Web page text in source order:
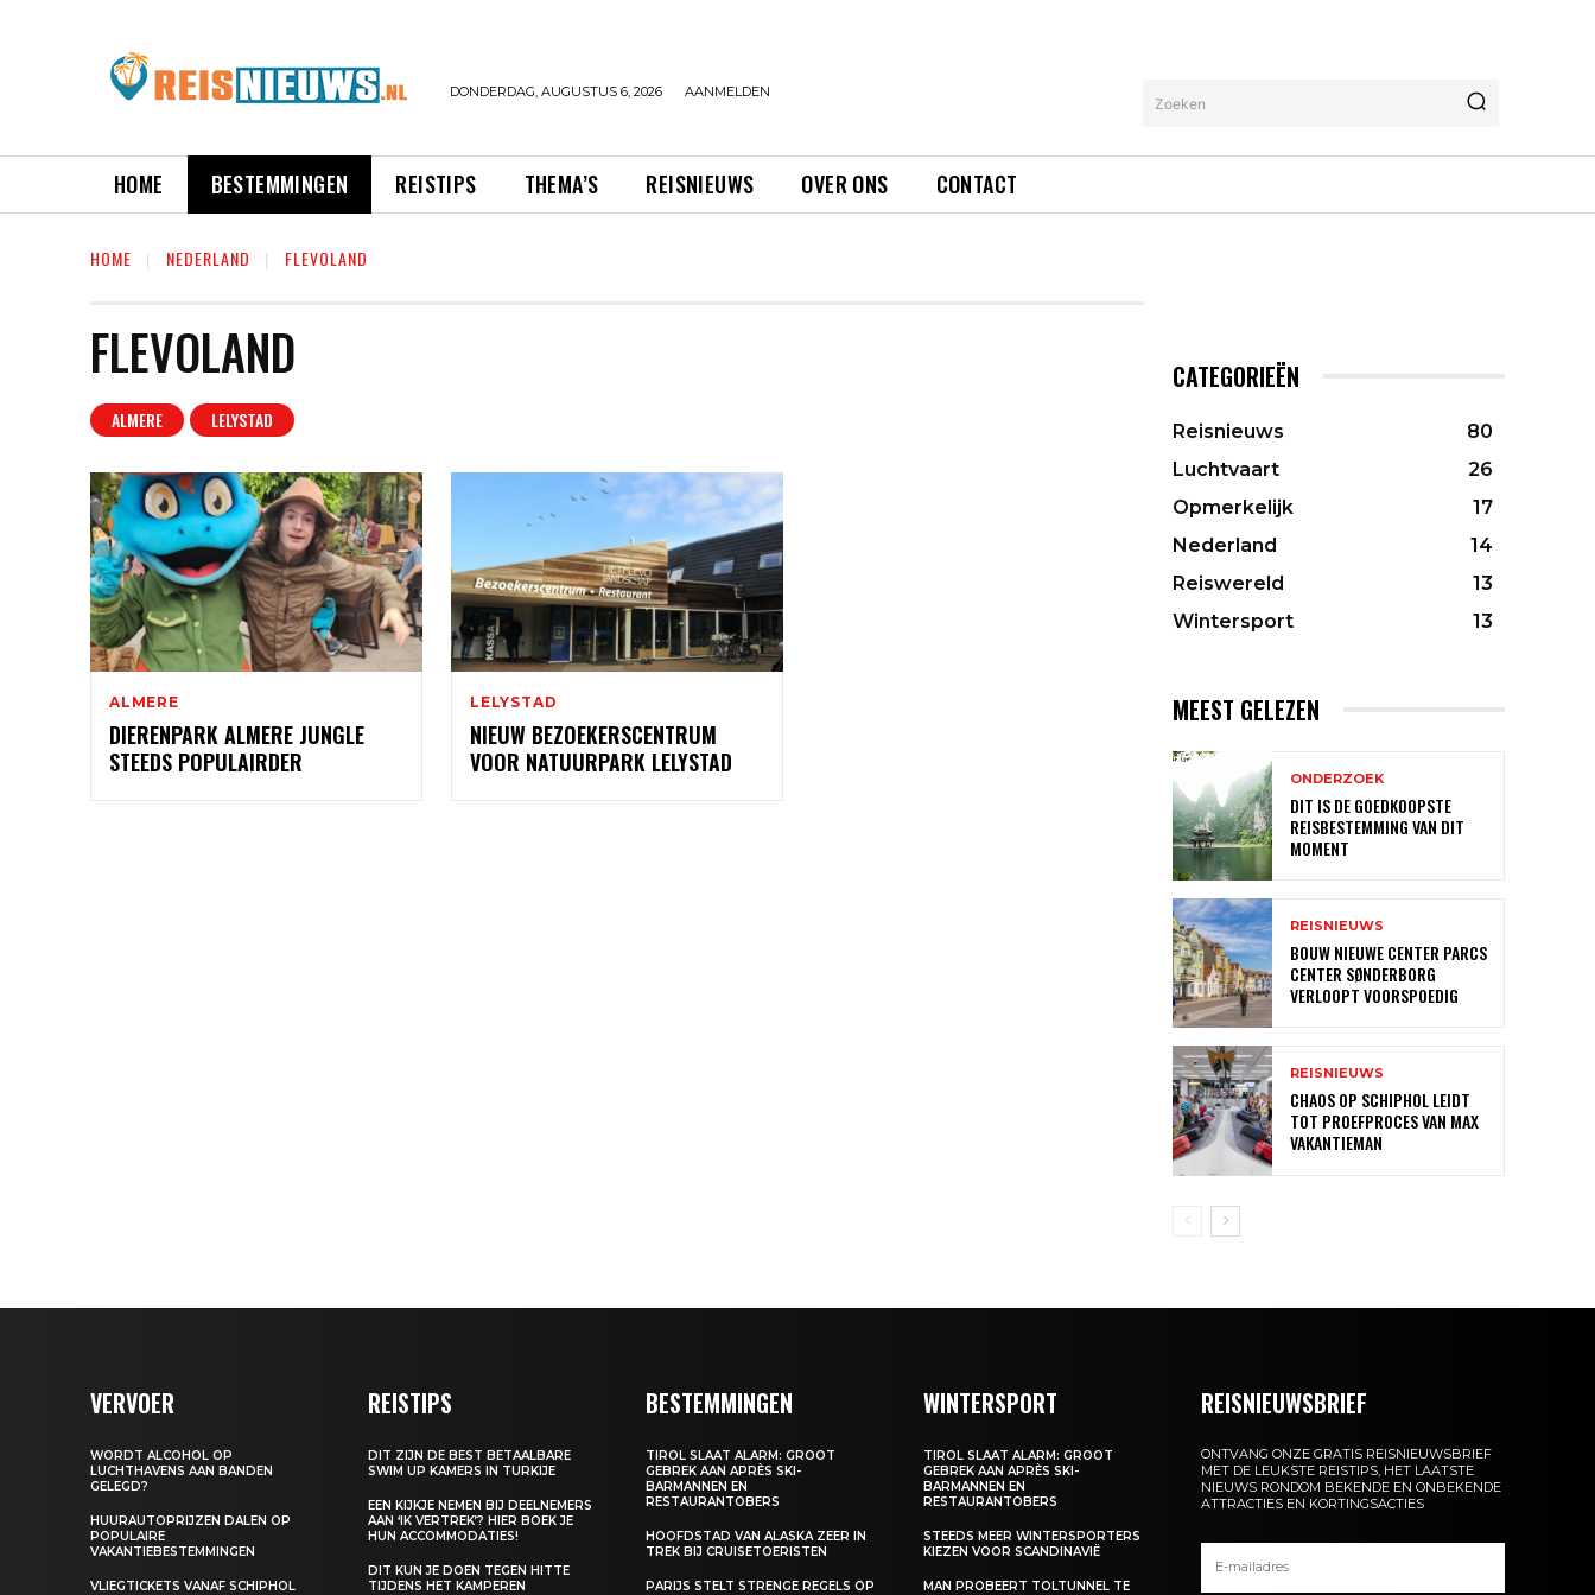
DONDERDAG, AUGUSTUS 6, 2026 AANMELDEN
Zoeken
HOME BESTEMMINGEN REISTIPS THEMA’S REISNIEUWS OVER ONS CONTACT
HOME NEDERLAND FLEVOLAND
FLEVOLAND
ALMERE LELYSTAD
ALMERE
DIERENPARK ALMERE JUNGLE
STEEDS POPULAIRDER
LELYSTAD
NIEUW BEZOEKERSCENTRUM
VOOR NATUURPARK LELYSTAD
CATEGORIEËN
Reisnieuws
80
Luchtvaart
26
Opmerkelijk
17
Nederland
14
Reiswereld
13
Wintersport
13
MEEST GELEZEN
ONDERZOEK
DIT IS DE GOEDKOOPSTE
REISBESTEMMING VAN DIT
MOMENT
REISNIEUWS
BOUW NIEUWE CENTER PARCS
CENTER SØNDERBORG
VERLOOPT VOORSPOEDIG
REISNIEUWS
CHAOS OP SCHIPHOL LEIDT
TOT PROEFPROCES VAN MAX
VAKANTIEMAN
VERVOER
WORDT ALCOHOL OP
LUCHTHAVENS AAN BANDEN
GELEGD?
HUURAUTOPRIJZEN DALEN OP
POPULAIRE
VAKANTIEBESTEMMINGEN
VLIEGTICKETS VANAF SCHIPHOL
REISTIPS
DIT ZIJN DE BEST BETAALBARE
SWIM UP KAMERS IN TURKIJE
EEN KIJKJE NEMEN BIJ DEELNEMERS
AAN ‘IK VERTREK’? HIER BOEK JE
HUN ACCOMMODATIES!
DIT KUN JE DOEN TEGEN HITTE
TIJDENS HET KAMPEREN
BESTEMMINGEN
TIROL SLAAT ALARM: GROOT
GEBREK AAN APRÈS SKI-
BARMANNEN EN
RESTAURANTOBERS
HOOFDSTAD VAN ALASKA ZEER IN
TREK BIJ CRUISETOERISTEN
PARIJS STELT STRENGE REGELS OP
WINTERSPORT
TIROL SLAAT ALARM: GROOT
GEBREK AAN APRÈS SKI-
BARMANNEN EN
RESTAURANTOBERS
STEEDS MEER WINTERSPORTERS
KIEZEN VOOR SCANDINAVIË
MAN PROBEERT TOLTUNNEL TE
REISNIEUWSBRIEF
ONTVANG ONZE GRATIS REISNIEUWSBRIEF
MET DE LEUKSTE REISTIPS, HET LAATSTE
NIEUWS RONDOM BEKENDE EN ONBEKENDE
ATTRACTIES EN KORTINGSACTIES